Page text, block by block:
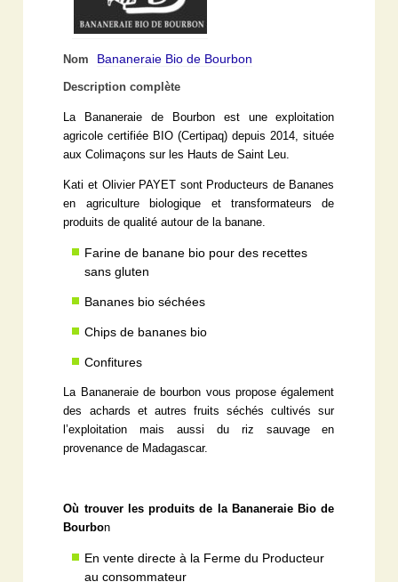
Nom Bananeraie Bio de Bourbon
Description complète
La Bananeraie de Bourbon est une exploitation
agricole certifiée BIO (Certipaq) depuis 2014, située
aux Colimaçons sur les Hauts de Saint Leu.
Kati et Olivier PAYET sont Producteurs de Bananes
en agriculture biologique et transformateurs de
produits de qualité autour de la banane.
Farine de banane bio pour des recettes
sans gluten
Bananes bio séchées
Chips de bananes bio
Confitures
La Bananeraie de bourbon vous propose également
des achards et autres fruits séchés cultivés sur
l’exploitation mais aussi du riz sauvage en
provenance de Madagascar.
Où trouver les produits de la Bananeraie Bio de
Bourbon
En vente directe à la Ferme du Producteur
au consommateur